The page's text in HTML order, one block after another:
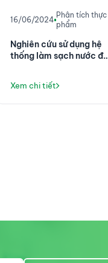
16/06/2024
Phân tích thực
phẩm
Nghiên cứu sử dụng hệ
thống làm sạch nước để
kiểm tra cho môi trường
nuôi cấy vi khuẩn theo
EN ISO 11133
Xem chi tiết